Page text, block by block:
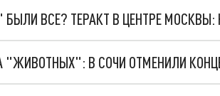
ВСЕ? ТЕРАКТ В ЦЕНТРЕ
"ЖИВОТНЫХ": В СОЧИ ОТМЕНИЛИ